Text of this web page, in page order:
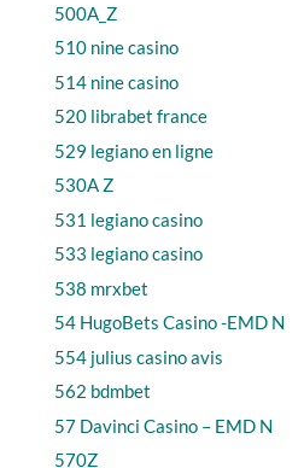
500A_Z
510 nine casino
514 nine casino
520 librabet france
529 legiano en ligne
530A Z
531 legiano casino
533 legiano casino
538 mrxbet
54 HugoBets Casino -EMD N
554 julius casino avis
562 bdmbet
57 Davinci Casino – EMD N
570Z